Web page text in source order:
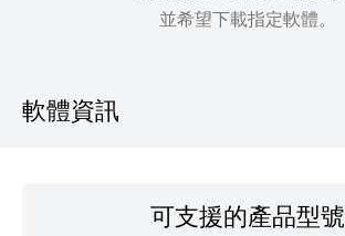
並希望下載指定軟體。
軟體資訊
可支援的產品型號